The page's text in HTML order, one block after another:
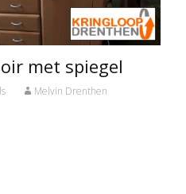
met spiegel
Melvin Drenthen